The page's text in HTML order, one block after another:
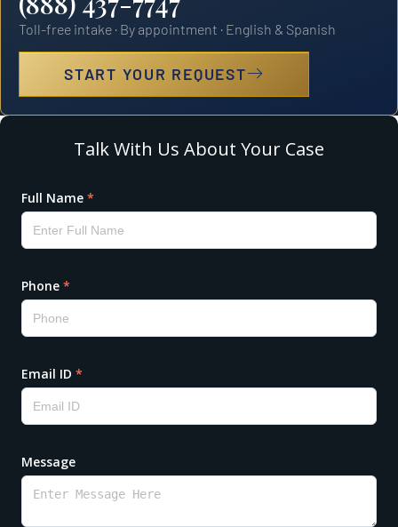
Toll-free intake · By appointment · English & Spanish
START YOUR REQUEST